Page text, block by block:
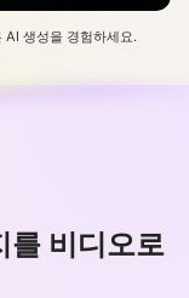
생성을 경험하세요.
를 비디오로